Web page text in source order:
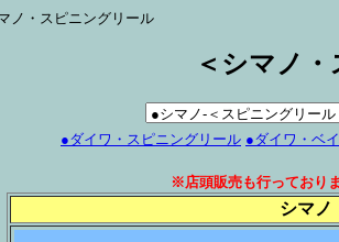
ノ・スピニングリール
＜シマノ
●ダイワ・スピニングリール ●ダイワ・ベ
※店頭販売も行っており
シマノ